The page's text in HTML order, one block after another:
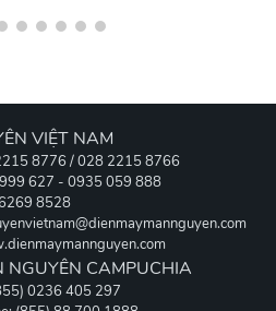
VIỆT NAM
8776 / 028 2215 8766
627 - 0935 059 888
8528
NGUYÊN CAMPUCHIA
0236 405 297